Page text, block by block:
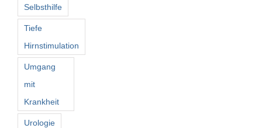
Selbsthilfe
Tiefe
Hirnstimulation
Umgang
mit
Krankheit
Urologie